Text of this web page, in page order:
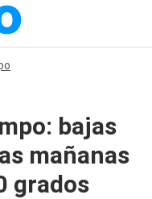
bajas
mañanas
grados